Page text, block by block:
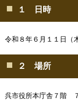
１ 日時
令和８年６月１１日（
２ 場所
呉市役所本庁舎７階